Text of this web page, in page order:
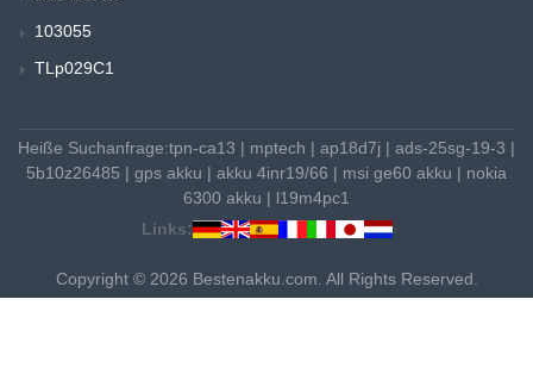
103055
TLp029C1
Heiße Suchanfrage:tpn-ca13 | mptech | ap18d7j | ads-25sg-19-3 |
5b10z26485 | gps akku | akku 4inr19/66 | msi ge60 akku | nokia
6300 akku | l19m4pc1
Links:
Copyright © 2026 Bestenakku.com. All Rights Reserved.